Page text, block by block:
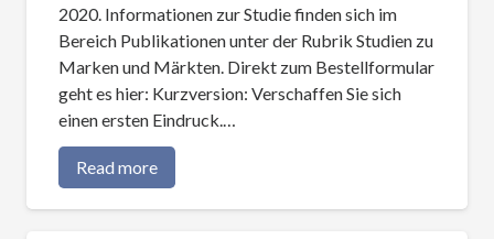
2020. Informationen zur Studie finden sich im
Bereich Publikationen unter der Rubrik Studien zu
Marken und Märkten. Direkt zum Bestellformular
geht es hier: Kurzversion: Verschaffen Sie sich
einen ersten Eindruck.…
Read more